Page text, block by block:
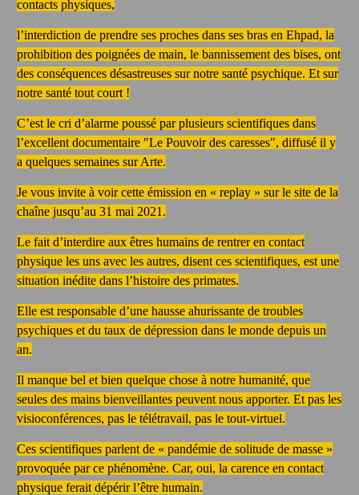
contacts physiques,
l’interdiction de prendre ses proches dans ses bras en Ehpad, la
prohibition des poignées de main, le bannissement des bises, ont
des conséquences désastreuses sur notre santé psychique. Et sur
notre santé tout court !
C’est le cri d’alarme poussé par plusieurs scientifiques dans
l’excellent documentaire "Le Pouvoir des caresses", diffusé il y
a quelques semaines sur Arte.
Je vous invite à voir cette émission en « replay » sur le site de la
chaîne jusqu’au 31 mai 2021.
Le fait d’interdire aux êtres humains de rentrer en contact
physique les uns avec les autres, disent ces scientifiques, est une
situation inédite dans l’histoire des primates.
Elle est responsable d’une hausse ahurissante de troubles
psychiques et du taux de dépression dans le monde depuis un
an.
Il manque bel et bien quelque chose à notre humanité, que
seules des mains bienveillantes peuvent nous apporter. Et pas les
visioconférences, pas le télétravail, pas le tout-virtuel.
Ces scientifiques parlent de « pandémie de solitude de masse »
provoquée par ce phénomène. Car, oui, la carence en contact
physique ferait dépérir l’être humain.